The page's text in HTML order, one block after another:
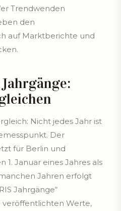
Trendwenden
den
auf Marktberichte und
Nicht jedes Jahr ist
Der
für Berlin und
1. Januar eines Jahres als
Jahren erfolgt
Jahrgänge“
veröffentlichten Werte,